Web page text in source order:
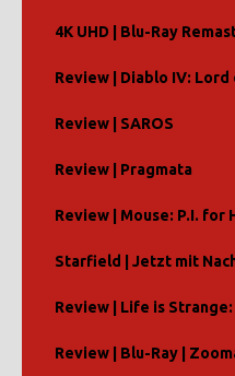
4K UHD | Blu-Ray
Review | Diablo IV: Lord
Review | SAROS
Review | Pragmata
Review | Mouse: P.I. for
Starfield | Jetzt mit
Review | Life is
Review | Blu-Ray |